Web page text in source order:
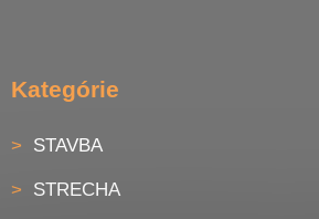
Kategórie
STAVBA
STRECHA